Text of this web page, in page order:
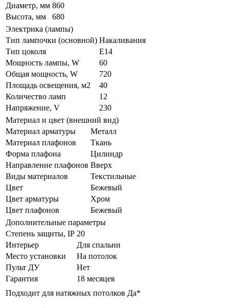
Диаметр, мм 860
Высота, мм
680
Электрика (лампы)
Тип лампочки (основной) Накаливания
Тип цоколя
E14
Мощность лампы, W
60
Общая мощность, W
720
Площадь освещения, м2
40
Количество ламп
12
Напряжение, V
230
Материал и цвет (внешний вид)
Материал арматуры
Металл
Материал плафонов
Ткань
Форма плафона
Цилиндр
Направление плафонов Вверх
Виды материалов
Текстильные
Цвет
Бежевый
Цвет арматуры
Хром
Цвет плафонов
Бежевый
Дополнительные параметры
Степень защиты, IP 20
Интерьер
Для спальни
Место установки
На потолок
Пульт ДУ
Нет
Гарантия
18 месяцев
Подходит для натяжных потолков Да*